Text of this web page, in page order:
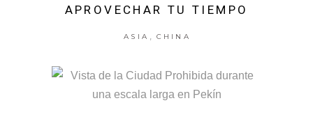
APROVECHAR TU TIEMPO
ASIA , CHINA